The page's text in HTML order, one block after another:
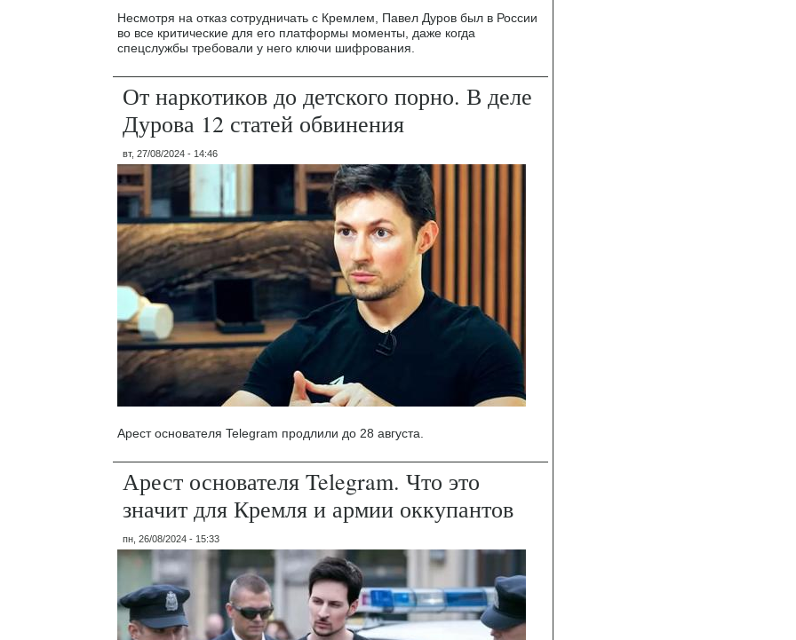
Несмотря на отказ сотрудничать с Кремлем, Павел Дуров был в России
во все критические для его платформы моменты, даже когда
спецслужбы требовали у него ключи шифрования.
От наркотиков до детского порно. В деле
Дурова 12 статей обвинения
вт, 27/08/2024 - 14:46
Арест основателя Telegram продлили до 28 августа.
Арест основателя Telegram. Что это
значит для Кремля и армии оккупантов
пн, 26/08/2024 - 15:33